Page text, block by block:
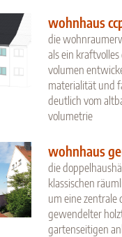
wohnhaus
die
als ein
volumen
materialität und
deutlich vom
volumetrie
wohnhaus
die
klassischen
um eine zentrale
gewendelter
gartenseitigen